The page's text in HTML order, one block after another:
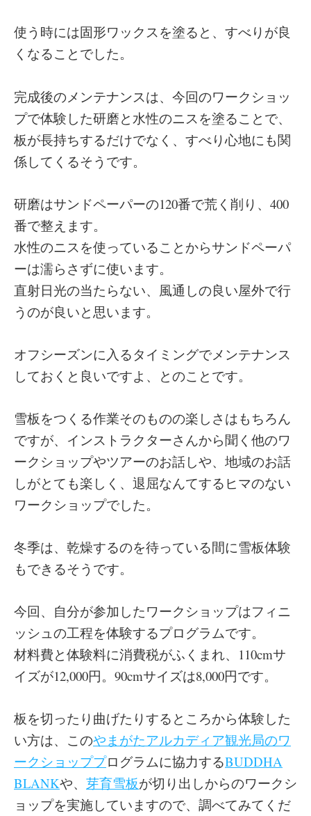
使う時には固形ワックスを塗ると、すべりが良
くなることでした。
完成後のメンテナンスは、今回のワークショッ
プで体験した研磨と水性のニスを塗ることで、
板が長持ちするだけでなく、すべり心地にも関
係してくるそうです。
研磨はサンドペーパーの120番で荒く削り、400
番で整えます。
水性のニスを使っていることからサンドペーパ
ーは濡らさずに使います。
直射日光の当たらない、風通しの良い屋外で行
うのが良いと思います。
オフシーズンに入るタイミングでメンテナンス
しておくと良いですよ、とのことです。
雪板をつくる作業そのものの楽しさはもちろん
ですが、インストラクターさんから聞く他のワ
ークショップやツアーのお話しや、地域のお話
しがとても楽しく、退屈なんてするヒマのない
ワークショップでした。
冬季は、乾燥するのを待っている間に雪板体験
もできるそうです。
今回、自分が参加したワークショップはフィニ
ッシュの工程を体験するプログラムです。
材料費と体験料に消費税がふくまれ、110cmサ
イズが12,000円。90cmサイズは8,000円です。
板を切ったり曲げたりするところから体験した
い方は、このやまがたアルカディア観光局のワ
ークショッププログラムに協力するBUDDHA
BLANKや、 芽育雪板が切り出しからのワークシ
ョップを実施していますので、調べてみてくだ